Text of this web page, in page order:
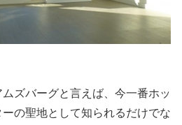
ズバーグと言えば、今一番ホッ
ーの聖地として知られるだけでな